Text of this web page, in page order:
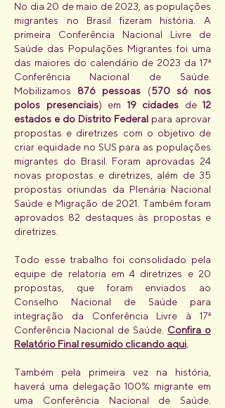
No dia 20 de maio de 2023, as populações
migrantes no Brasil fizeram história. A
primeira Conferência Nacional Livre de
Saúde das Populações Migrantes foi uma
das maiores do calendário de 2023 da 17ª
Conferência Nacional de Saúde.
Mobilizamos 876 pessoas (570 só nos
polos presenciais) em 19 cidades de 12
estados e do Distrito Federal para aprovar
propostas e diretrizes com o objetivo de
criar equidade no SUS para as populações
migrantes do Brasil. Foram aprovadas 24
novas propostas e diretrizes, além de 35
propostas oriundas da Plenária Nacional
Saúde e Migração de 2021. Também foram
aprovados 82 destaques às propostas e
diretrizes.
Todo esse trabalho foi consolidado pela
equipe de relatoria em 4 diretrizes e 20
propostas, que foram enviados ao
Conselho Nacional de Saúde para
integração da Conferência Livre à 17ª
Conferência Nacional de Saúde. Confira o
Relatório Final resumido clicando aqui.
Também pela primeira vez na história,
haverá uma delegação 100% migrante em
uma Conferência Nacional de Saúde.